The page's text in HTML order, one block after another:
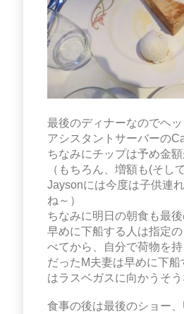
最後のディナーなのでヘ
アシスタントサーバーの
ちなみにチップは予め金
（もちろん、増額も(そし
Jaysonには今度は子供連
ね～）
ちなみに明日の朝食も最
早めに下船する人は指定
べてから、自分で荷物を
だったM夫妻は早めに下
はラスベガスに向かうそ
食事の後は最後のショー